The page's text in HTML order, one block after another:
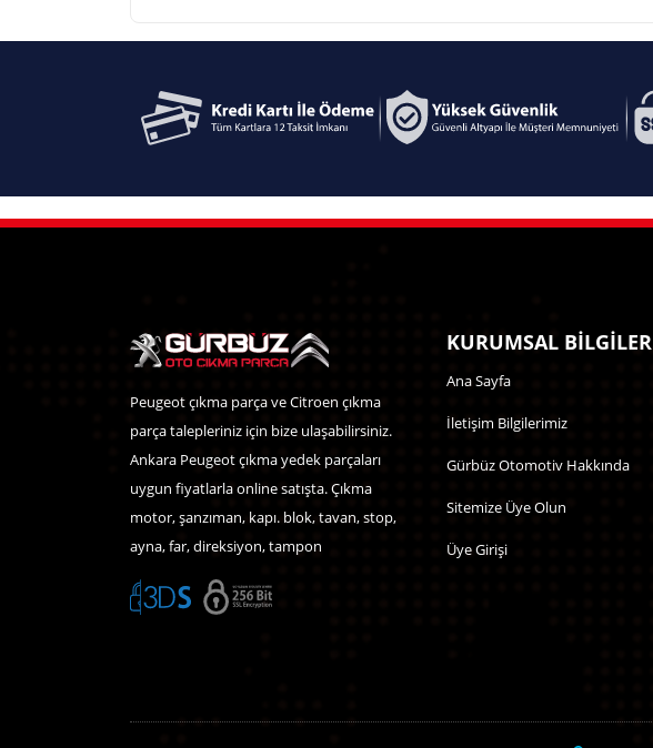
Peugeot çıkma parça ve Citroen çıkma
parça talepleriniz için bize ulaşabilirsiniz.
Ankara Peugeot çıkma yedek parçaları
uygun fiyatlarla online satışta. Çıkma
motor, şanzıman, kapı. blok, tavan, stop,
ayna, far, direksiyon, tampon
KURUMSAL BİLGİLER
Ana Sayfa
İletişim Bilgilerimiz
Gürbüz Otomotiv Hakkında
Sitemize Üye Olun
Üye Girişi